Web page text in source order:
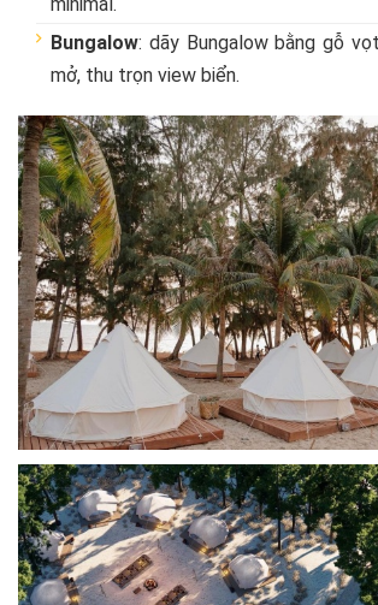
Bungalow: dãy Bungalow bằng gỗ
mở, thu trọn view biển.